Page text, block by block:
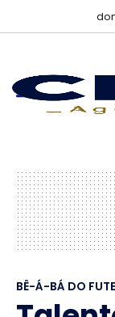
BÊ-Á-BÁ DO